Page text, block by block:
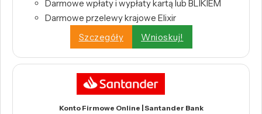
Darmowe wpłaty i wypłaty kartą lub BLIKIEM
Darmowe przelewy krajowe Elixir
Szczegóły
Wnioskuj!
Konto Firmowe Online | Santander Bank